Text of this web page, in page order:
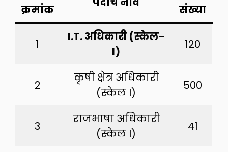
क्रमांक
संख्या
1
I.T. अधिकारी (स्केल-
I)
120
2
कृषी क्षेत्र अधिकारी
(स्केल I)
500
3
राजभाषा अधिकारी
(स्केल I)
41